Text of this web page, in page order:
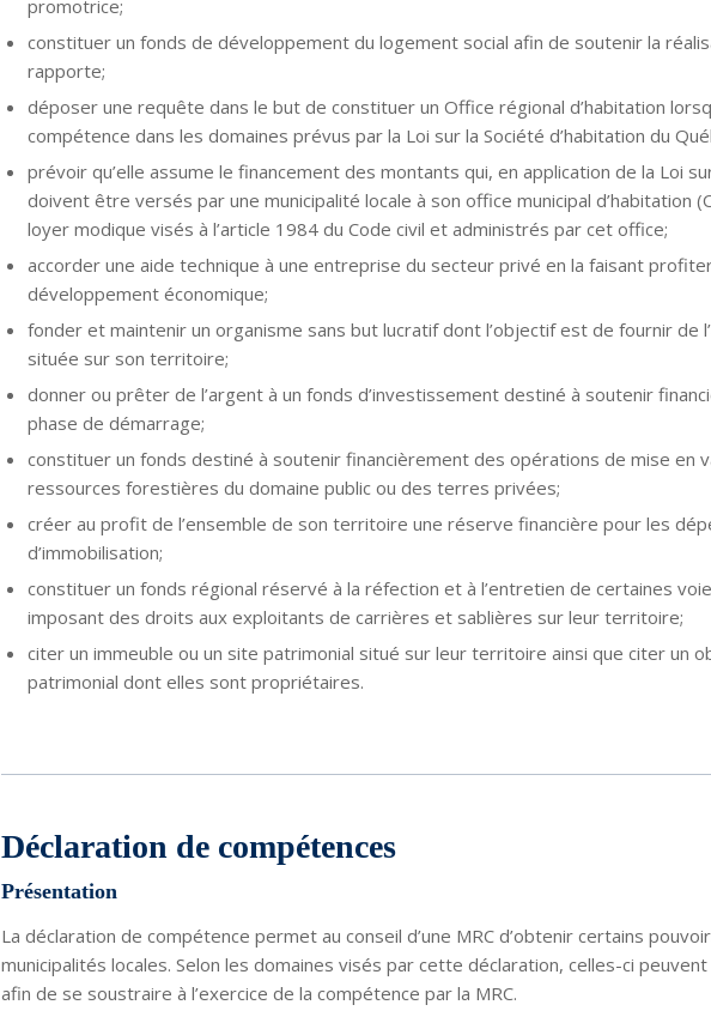
promotrice;
constituer un fonds de développement du logement social afin de soutenir la
rapporte;
déposer une requête dans le but de constituer un Office régional d’habitation
compétence dans les domaines prévus par la Loi sur la Société d’habitation du
prévoir qu’elle assume le financement des montants qui, en application de la Loi
doivent être versés par une municipalité locale à son office municipal d’habitation
loyer modique visés à l’article 1984 du Code civil et administrés par cet office;
accorder une aide technique à une entreprise du secteur privé en la faisant
développement économique;
fonder et maintenir un organisme sans but lucratif dont l’objectif est de fournir de
située sur son territoire;
donner ou prêter de l’argent à un fonds d’investissement destiné à soutenir
phase de démarrage;
constituer un fonds destiné à soutenir financièrement des opérations de mise en
ressources forestières du domaine public ou des terres privées;
créer au profit de l’ensemble de son territoire une réserve financière pour les
d’immobilisation;
constituer un fonds régional réservé à la réfection et à l’entretien de certaines
imposant des droits aux exploitants de carrières et sablières sur leur territoire;
citer un immeuble ou un site patrimonial situé sur leur territoire ainsi que citer un
patrimonial dont elles sont propriétaires.
Déclaration de compétences
Présentation
La déclaration de compétence permet au conseil d’une MRC d’obtenir certains
municipalités locales. Selon les domaines visés par cette déclaration, celles-ci
afin de se soustraire à l’exercice de la compétence par la MRC.